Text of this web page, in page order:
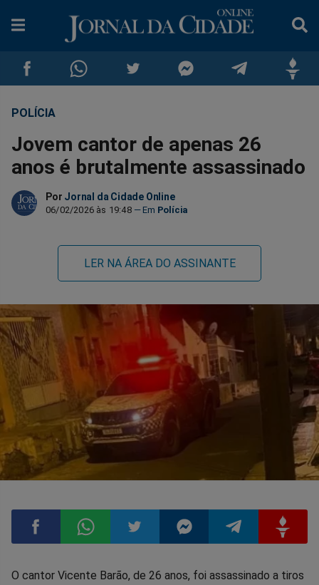
Compartilhar
no
Facebook
Compartilhar
no
Whatsapp
no
Twitter
no
Messenger
no
no
POLÍCIA
Jovem cantor de apenas 26
anos é brutalmente assassinado
Por Jornal da Cidade Online
06/02/2026 às 19:48 Polícia
LER NA ÁREA DO ASSINANTE
CompartilharCompartilharCompartilharCompartilharCompartilhar
O cantor Vicente Barão, de 26 anos, foi assassinado a tiros